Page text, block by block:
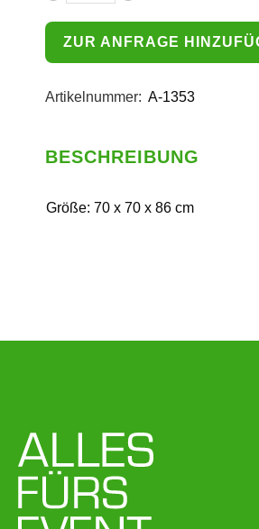
ZUR ANFRAGE
Artikelnummer: A-1353
BESCHREIBUNG
Größe: 70 x 70 x 86 cm